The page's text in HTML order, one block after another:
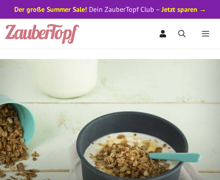
Zum
Inhalt
Der große Summer Sale!Dein ZauberTopf Club –Jetzt sparen →